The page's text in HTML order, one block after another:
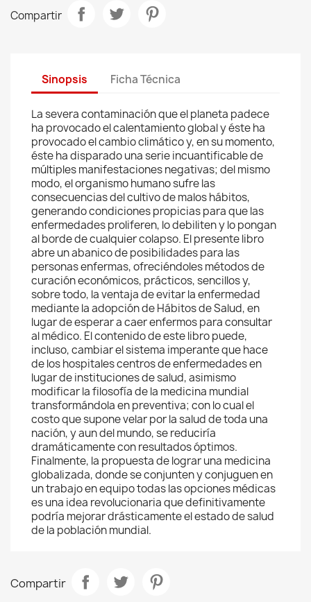
Compartir
Sinopsis Ficha Técnica
La severa contaminación que el planeta padece
ha provocado el calentamiento global y éste ha
provocado el cambio climático y, en su momento,
éste ha disparado una serie incuantificable de
múltiples manifestaciones negativas; del mismo
modo, el organismo humano sufre las
consecuencias del cultivo de malos hábitos,
generando condiciones propicias para que las
enfermedades proliferen, lo debiliten y lo pongan
al borde de cualquier colapso. El presente libro
abre un abanico de posibilidades para las
personas enfermas, ofreciéndoles métodos de
curación económicos, prácticos, sencillos y,
sobre todo, la ventaja de evitar la enfermedad
mediante la adopción de Hábitos de Salud, en
lugar de esperar a caer enfermos para consultar
al médico. El contenido de este libro puede,
incluso, cambiar el sistema imperante que hace
de los hospitales centros de enfermedades en
lugar de instituciones de salud, asimismo
modificar la filosofía de la medicina mundial
transformándola en preventiva; con lo cual el
costo que supone velar por la salud de toda una
nación, y aun del mundo, se reduciría
dramáticamente con resultados óptimos.
Finalmente, la propuesta de lograr una medicina
globalizada, donde se conjunten y conjuguen en
un trabajo en equipo todas las opciones médicas
es una idea revolucionaria que definitivamente
podría mejorar drásticamente el estado de salud
de la población mundial.
Compartir